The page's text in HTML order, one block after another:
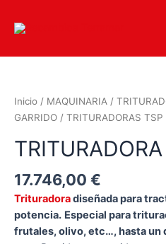
Inicio / MAQUINARIA /
GARRIDO / TRITURADORAS TSP
17.746,00 €
Trituradoradiseñada para
potencia. Especial para
frutales, olivo, etc…, hasta un